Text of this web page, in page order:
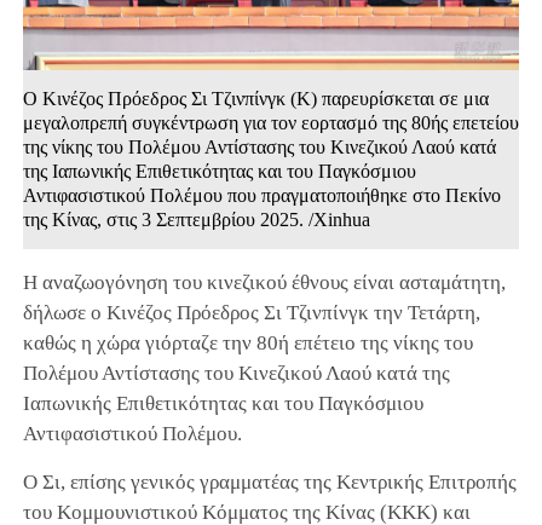
Ο Κινέζος Πρόεδρος Σι Τζινπίνγκ (Κ) παρευρίσκεται σε μια
μεγαλοπρεπή συγκέντρωση για τον εορτασμό της 80ής επετείου
της νίκης του Πολέμου Αντίστασης του Κινεζικού Λαού κατά
της Ιαπωνικής Επιθετικότητας και του Παγκόσμιου
Αντιφασιστικού Πολέμου που πραγματοποιήθηκε στο Πεκίνο
της Κίνας, στις 3 Σεπτεμβρίου 2025. /Xinhua
Η αναζωογόνηση του κινεζικού έθνους είναι ασταμάτητη,
δήλωσε ο Κινέζος Πρόεδρος Σι Τζινπίνγκ την Τετάρτη,
καθώς η χώρα γιόρταζε την 80ή επέτειο της νίκης του
Πολέμου Αντίστασης του Κινεζικού Λαού κατά της
Ιαπωνικής Επιθετικότητας και του Παγκόσμιου
Αντιφασιστικού Πολέμου.
Ο Σι, επίσης γενικός γραμματέας της Κεντρικής Επιτροπής
του Κομμουνιστικού Κόμματος της Κίνας (ΚΚΚ) και